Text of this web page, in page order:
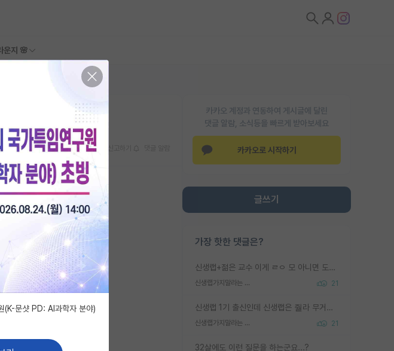
운지 🌸
카카오 계정과 연동하여 게시글에 달린
댓글 알람, 소식등을 빠르게 받아보세요
카카오로 시작하기
글쓰기
가장 핫한 댓글은?
신생랩+젊은 교수 이게 ㄹㅇ 모 아니면 도인듯.
신생랩가지말라는 이유가 있었구나 21
신생랩 1기 출신인데 신생랩은 줠라 무거운 바벨 같은거임. 들면 대박인데 못들면 깔려 죽음. 아무도 알려주지 않는 환경에서 자생해야하지만, 일단 살아남았다면 그 어떤 사람보다 악착같고 생존력 높은 사람으로 거듭날 수 있음
신생랩가지말라는 이유가 있었구나 21
32살에도 이런 질문을 하는군요...?
스크랩
(K-문샷 PD: AI과학자 분야)